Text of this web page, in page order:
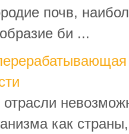
почв,
би ...
как